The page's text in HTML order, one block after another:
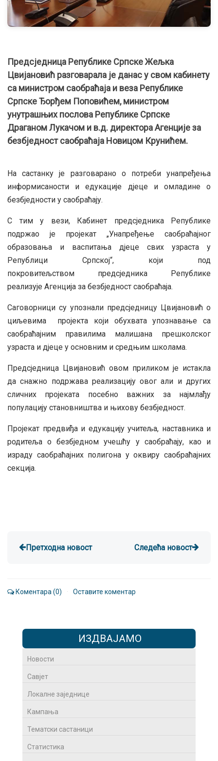
Предсједница Републике Српске Жељка
Цвијановић разговарала је данас у свом кабинету
са министром саобраћаја и веза Републике
Српске Ђорђем Поповићем, министром
унутрашњих послова Републике Српске
Драганом Лукачoм и в.д. директора Агенције за
безбједност саобраћаја Новицом Крунићем.
На састанку је разговарано о потреби унапређења
информисаности и едукације дјеце и омладине о
безбједности у саобраћају.
С тим у вези, Кабинет предсједника Републике
подржао је пројекат „Унапређење саобраћајног
образовања и васпитања дјеце свих узраста у
Републици Српској“, који под
покровитељством предсједника Републике
реализује Агенцијa за безбједност саобраћаја.
Саговорници су упознали предсједницу Цвијановић о
циљевима пројекта који обухвата упознавање са
саобраћајним правилима малишана прешколског
узраста и дјецe у основним и средњим школама.
Предсједница Цвијановић овом приликом је истакла
да снажно подржава реализацију овог али и других
сличних пројеката посебно важних за најмлађу
популацију становништва и њихову безбједност.
Пројекат предвиђа и едукацију учитеља, наставника и
родитеља о безбједном учешћу у саобраћају, као и
израду саобраћајних полигона у оквиру саобраћајних
секција.
Претходна новост Следећа новост
Коментара (0) · Оставите коментар
ИЗДВАЈАМО
Новости
Савјет
Локалне заједнице
Кампања
Тематски састаници
Статистика